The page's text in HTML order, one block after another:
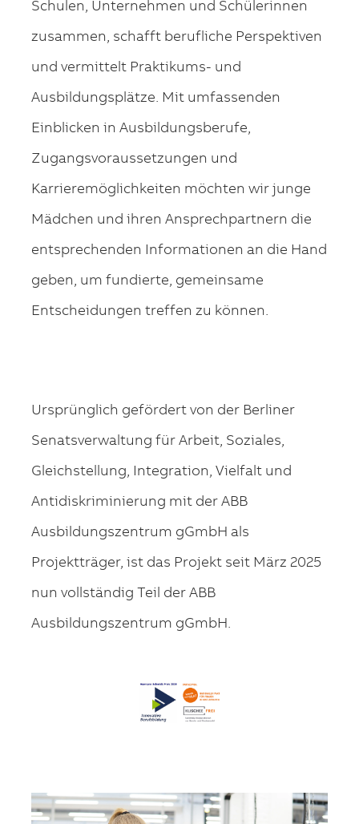
Schulen, Unternehmen und Schülerinnen
zusammen, schafft berufliche Perspektiven
und vermittelt Praktikums- und
Ausbildungsplätze. Mit umfassenden
Einblicken in Ausbildungsberufe,
Zugangsvoraussetzungen und
Karrieremöglichkeiten möchten wir junge
Mädchen und ihren Ansprechpartnern die
entsprechenden Informationen an die Hand
geben, um fundierte, gemeinsame
Entscheidungen treffen zu können.
Ursprünglich gefördert von der Berliner
Senatsverwaltung für Arbeit, Soziales,
Gleichstellung, Integration, Vielfalt und
Antidiskriminierung mit der ABB
Ausbildungszentrum gGmbH als
Projektträger, ist das Projekt seit März 2025
nun vollständig Teil der ABB
Ausbildungszentrum gGmbH.